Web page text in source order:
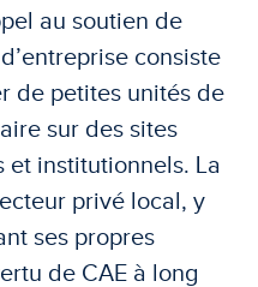
au soutien de
consiste
de petites unités de
sur des sites
et institutionnels. La
privé local, y
ses propres
de CAE à long